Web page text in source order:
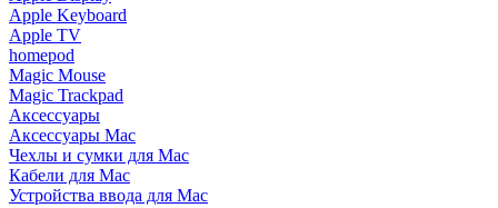
Apple Keyboard
Apple TV
homepod
Magic Mouse
Magic Trackpad
Аксессуары
Аксессуары Mac
Чехлы и сумки для Mac
Кабели для Mac
Устройства ввода для Mac